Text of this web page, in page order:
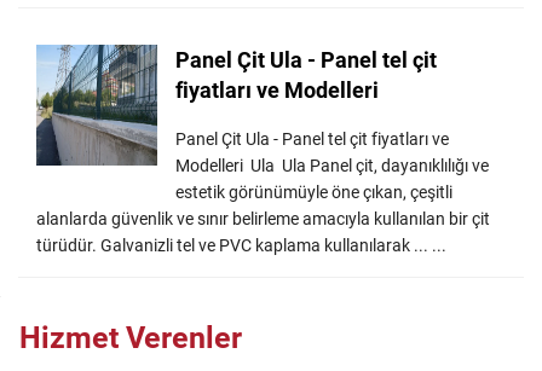
Panel Çit Ula - Panel tel çit
fiyatları ve Modelleri
Panel Çit Ula - Panel tel çit fiyatları ve
Modelleri Ula Ula Panel çit, dayanıklılığı ve
estetik görünümüyle öne çıkan, çeşitli
alanlarda güvenlik ve sınır belirleme amacıyla kullanılan bir çit
türüdür. Galvanizli tel ve PVC kaplama kullanılarak ... ...
Hizmet Verenler